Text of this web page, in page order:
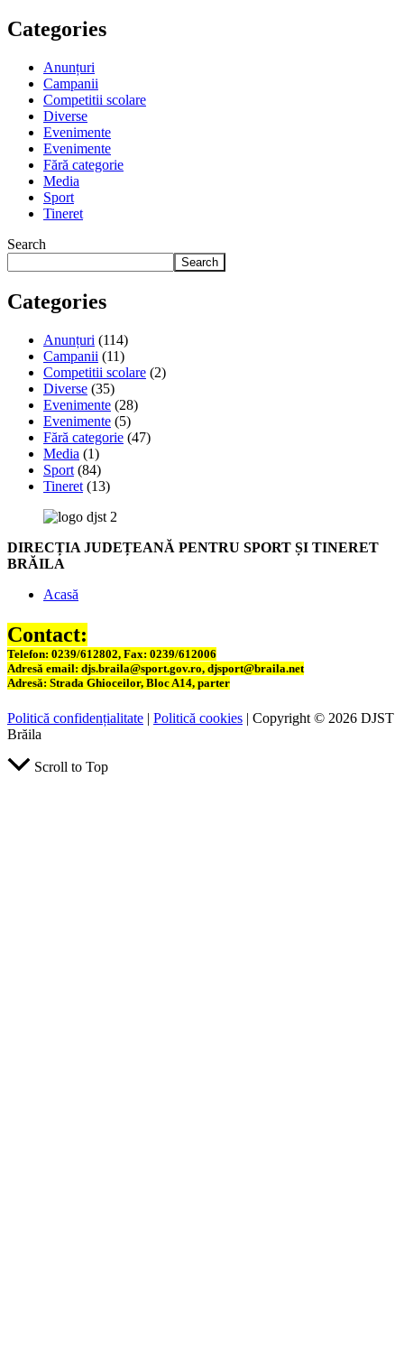
Categories
Anunțuri
Campanii
Competitii scolare
Diverse
Evenimente
Evenimente
Fără categorie
Media
Sport
Tineret
Search
Search
Categories
Anunțuri (114)
Campanii (11)
Competitii scolare (2)
Diverse (35)
Evenimente (28)
Evenimente (5)
Fără categorie (47)
Media (1)
Sport (84)
Tineret (13)
DIRECȚIA JUDEȚEANĂ PENTRU SPORT ȘI TINERET
BRĂILA
Acasă
Contact:
Telefon: 0239/612802, Fax: 0239/612006
Adresă email: djs.braila@sport.gov.ro, djsport@braila.net
Adresă: Strada Ghioceilor, Bloc A14, parter
Politică confidențialitate | Politică cookies | Copyright © 2026 DJST
Brăila
Scroll to Top